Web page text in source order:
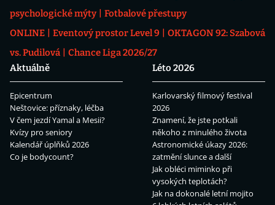
psychologické mýty
Fotbalové přestupy
ONLINE
Eventový prostor Level 9
OKTAGON 92: Szabová
vs. Pudilová
Chance Liga 2026/27
Aktuálně
Epicentrum
Neštovice: příznaky, léčba
V čem jezdí Yamal a Mesii?
Kvízy pro seniory
Kalendář úplňků 2026
Co je bodycount?
Léto 2026
Karlovarský filmový festival
2026
Znamení, že jste potkali
někoho z minulého života
Astronomické úkazy 2026:
zatmění slunce a další
Jak obléci miminko při
vysokých teplotách?
Jak na dokonalé letní mojito